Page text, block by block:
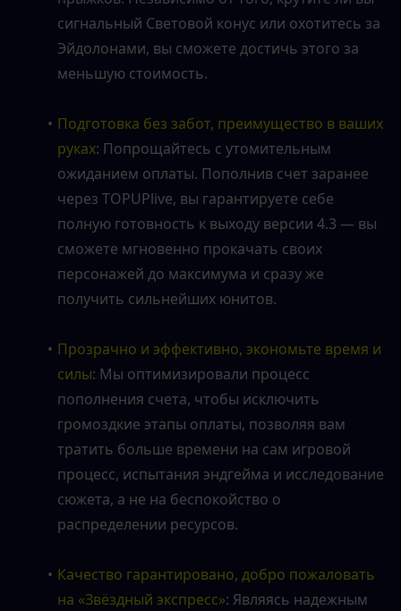
сигнальный Световой конус или охотитесь за
Эйдолонами, вы сможете достичь этого за
меньшую стоимость.
Подготовка без забот, преимущество в ваших
руках: Попрощайтесь с утомительным
ожиданием оплаты. Пополнив счет заранее
через TOPUPlive, вы гарантируете себе
полную готовность к выходу версии 4.3 — вы
сможете мгновенно прокачать своих
персонажей до максимума и сразу же
получить сильнейших юнитов.
Прозрачно и эффективно, экономьте время и
силы: Мы оптимизировали процесс
пополнения счета, чтобы исключить
громоздкие этапы оплаты, позволяя вам
тратить больше времени на сам игровой
процесс, испытания эндгейма и исследование
сюжета, а не на беспокойство о
распределении ресурсов.
Качество гарантировано, добро пожаловать
на «Звёздный экспресс»: Являясь надежным